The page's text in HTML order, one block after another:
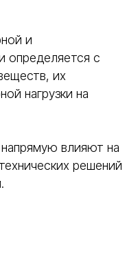
и
определяется с
их
нагрузки на
напрямую влияют на
решений